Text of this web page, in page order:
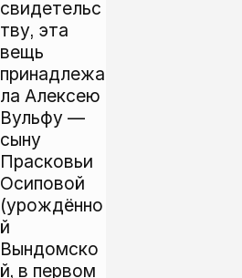
свидетельс
тву, эта
вещь
принадлежа
ла Алексею
Вульфу —
сыну
Прасковьи
Осиповой
(урождённо
й
Вындомско
й, в первом